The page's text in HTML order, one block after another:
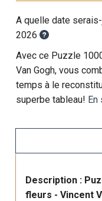
A quelle date
2026
Avec ce Puzzle
Van Gogh, vous
temps à le
superbe tableau! En
Description :
fleurs - Vincent